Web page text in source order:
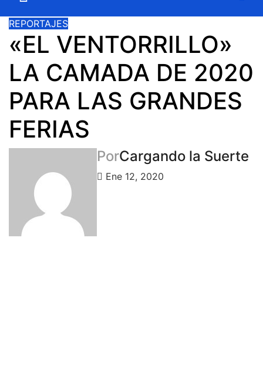
REPORTAJES
«EL VENTORRILLO»
LA CAMADA DE 2020
PARA LAS GRANDES
FERIAS
PorCargando la Suerte
Ene 12, 2020